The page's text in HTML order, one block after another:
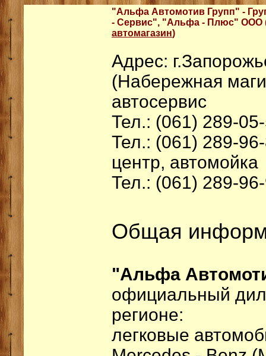
"Альфа Автомотив Групп" -
- Сервис", "Альфа - Плюс" ООО
автомагазин)
Адрес:
(Набережная
автосервис
Тел.: (061) 289-
Тел.: (061) 289-
центр, автомойка
Тел.: (061) 289-
Общая
"Альфа
официальный
регионе:
легковые